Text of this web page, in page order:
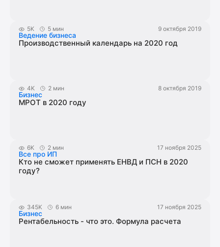
5K 5 мин 9 октября 2019
Ведение бизнеса
Производственный календарь на 2020 год
4K 2 мин 8 октября 2019
Бизнес
МРОТ в 2020 году
6K 2 мин 17 ноября 2025
Все про ИП
Кто не сможет применять ЕНВД и ПСН в 2020
году?
345K 6 мин 17 ноября 2025
Бизнес
Рентабельность - что это. Формула расчета